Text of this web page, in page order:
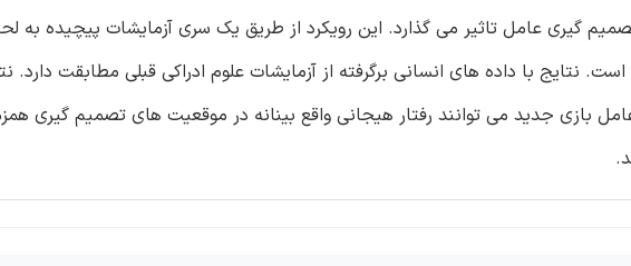
تصمیم گیری عامل تاثیر می گذارد. این رویکرد از طریق یک سری آزمایشات پیچیده به
نتایج با داده های انسانی برگرفته از آزمایشات علوم ادراکی قبلی مطابقت دارد.
جدید می توانند رفتار هیجانی واقع بینانه در موقعیت های تصمیم گیری